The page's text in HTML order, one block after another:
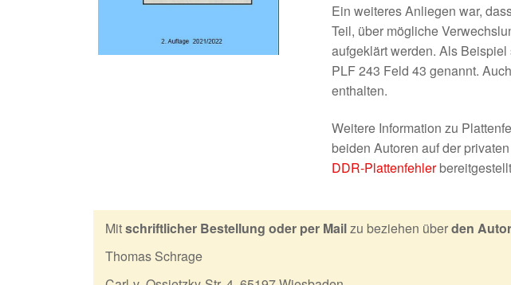
Ein weiteres Anliegen war,
Teil, über mögliche
aufgeklärt werden. Als
PLF 243 Feld 43 genannt.
enthalten.
Weitere Information zu
beiden Autoren auf der
DDR-Plattenfehler
Mitschriftlicher Bestellung oder per Mailzu beziehen überden Autor
Thomas Schrage